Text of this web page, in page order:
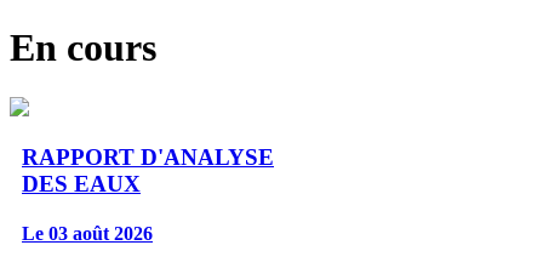
En cours
RAPPORT D'ANALYSE
DES EAUX
Le 03 août 2026